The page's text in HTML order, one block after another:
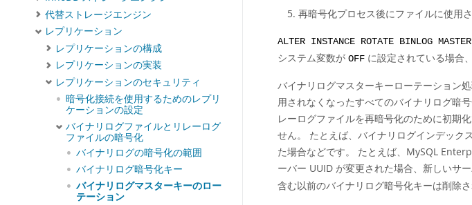
代替ストレージエンジン
レプリケーション
レプリケーションの構成
レプリケーションの実装
レプリケーションのセキュリティ
暗号化接続を使用するためのレプリ
ケーションの設定
バイナリログファイルとリレーログ
ファイルの暗号化
バイナリログの暗号化の範囲
バイナリログ暗号化キー
バイナリログマスターキーのロー
テーション
再暗号化プロセス後にファイルに使用
ALTER INSTANCE ROTATE BINLOG
システム変数が OFF に設定されている場合
バイナリログマスターキーローテーション
用されなくなったすべてのバイナリログ暗
レーログファイルを再暗号化のために初期
せん。 たとえば、バイナリログインデック
た場合などです。 たとえば、MySQL
ーバー UUID が変更された場合、新しいサ
含む以前のバイナリログ暗号化キーは削除さ